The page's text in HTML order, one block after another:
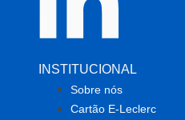
INSTITUCIONAL
Sobre nós
Cartão E-Leclerc